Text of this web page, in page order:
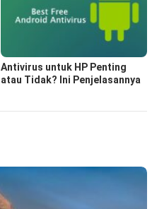
Antivirus untuk HP Penting
atau Tidak? Ini Penjelasannya